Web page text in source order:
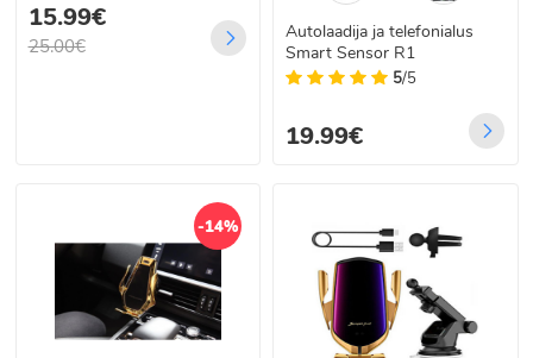
15.99€
25.00€
Autolaadija ja telefonialus
Smart Sensor R1
5/5
19.99€
-14%